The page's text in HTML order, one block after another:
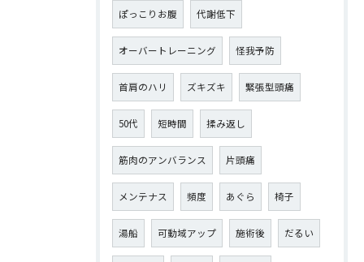
ぽっこりお腹 代謝低下
オーバートレーニング 怪我予防
首肩のハリ ズキズキ 緊張型頭痛
50代 短時間 揉み返し
筋肉のアンバランス 片頭痛
メンテナス 頻度 あぐら 椅子
湯船 可動域アップ 施術後 だるい